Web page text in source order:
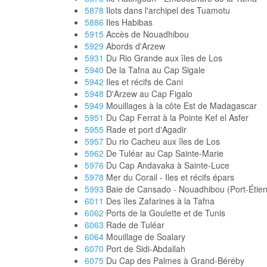
5878 Ilots dans l'archipel des Tuamotu
5886 Iles Habibas
5915 Accès de Nouadhibou
5929 Abords d'Arzew
5931 Du Rio Grande aux îles de Los
5940 De la Tafna au Cap Sigale
5942 Iles et récifs de Cani
5948 D'Arzew au Cap Figalo
5949 Mouillages à la côte Est de Madagascar
5951 Du Cap Ferrat à la Pointe Kef el Asfer
5955 Rade et port d'Agadir
5957 Du rio Cacheu aux îles de Los
5962 De Tuléar au Cap Sainte-Marie
5976 Du Cap Andavaka à Sainte-Luce
5978 Mer du Corail - Iles et récifs épars
5993 Baie de Cansado - Nouadhibou (Port-
6011 Des îles Zafarines à la Tafna
6062 Ports de la Goulette et de Tunis
6063 Rade de Tuléar
6064 Mouillage de Soalary
6070 Port de Sidi-Abdallah
6075 Du Cap des Palmes à Grand-Béréby